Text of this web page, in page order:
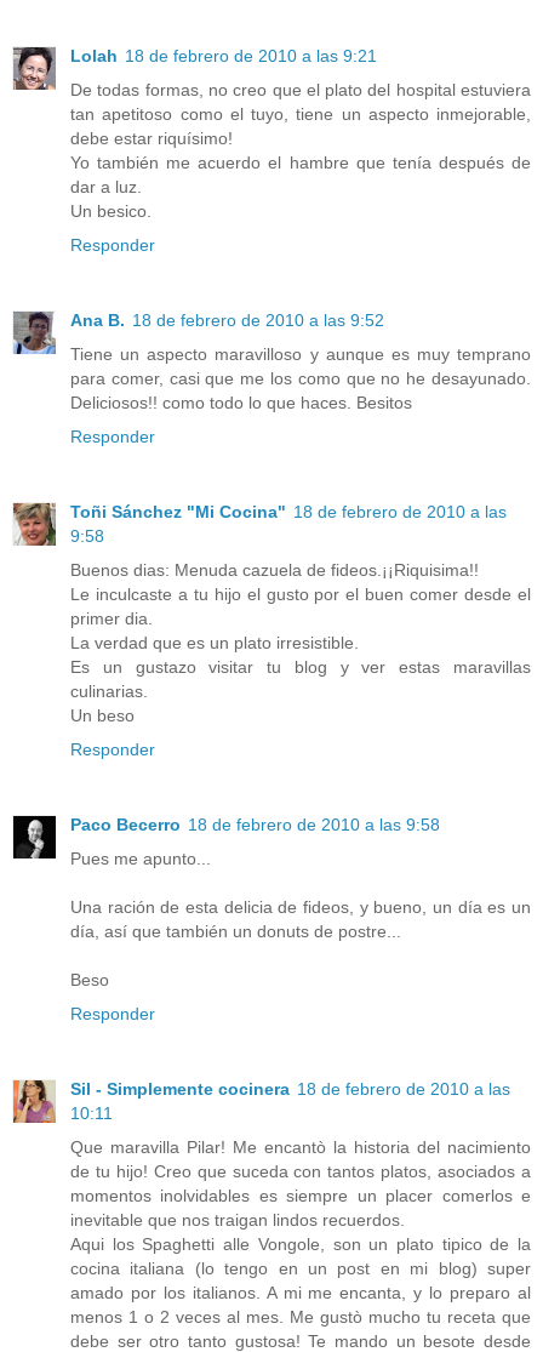
Lolah 18 de febrero de 2010 a las 9:21
De todas formas, no creo que el plato del hospital estuviera
tan apetitoso como el tuyo, tiene un aspecto inmejorable,
debe estar riquísimo!
Yo también me acuerdo el hambre que tenía después de
dar a luz.
Un besico.
Responder
Ana B. 18 de febrero de 2010 a las 9:52
Tiene un aspecto maravilloso y aunque es muy temprano
para comer, casi que me los como que no he desayunado.
Deliciosos!! como todo lo que haces. Besitos
Responder
Toñi Sánchez "Mi Cocina" 18 de febrero de 2010 a las
9:58
Buenos dias: Menuda cazuela de fideos.¡¡Riquisima!!
Le inculcaste a tu hijo el gusto por el buen comer desde el
primer dia.
La verdad que es un plato irresistible.
Es un gustazo visitar tu blog y ver estas maravillas
culinarias.
Un beso
Responder
Paco Becerro 18 de febrero de 2010 a las 9:58
Pues me apunto...
Una ración de esta delicia de fideos, y bueno, un día es un
día, así que también un donuts de postre...
Beso
Responder
Sil - Simplemente cocinera 18 de febrero de 2010 a las
10:11
Que maravilla Pilar! Me encantò la historia del nacimiento
de tu hijo! Creo que suceda con tantos platos, asociados a
momentos inolvidables es siempre un placer comerlos e
inevitable que nos traigan lindos recuerdos.
Aqui los Spaghetti alle Vongole, son un plato tipico de la
cocina italiana (lo tengo en un post en mi blog) super
amado por los italianos. A mi me encanta, y lo preparo al
menos 1 o 2 veces al mes. Me gustò mucho tu receta que
debe ser otro tanto gustosa! Te mando un besote desde